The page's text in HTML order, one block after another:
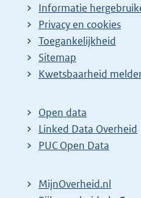
Informatie
Privacy en cookies
Toegankelijkheid
Sitemap
E
t
e
r
l
Kwetsbaarheid
Open data
Linked Data Overheid
PUC Open Data
MijnOverheid.nl